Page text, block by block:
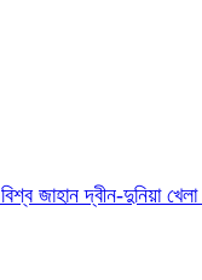
বিশ্ব জাহানদ্বীন-দুনিয়া খেলা